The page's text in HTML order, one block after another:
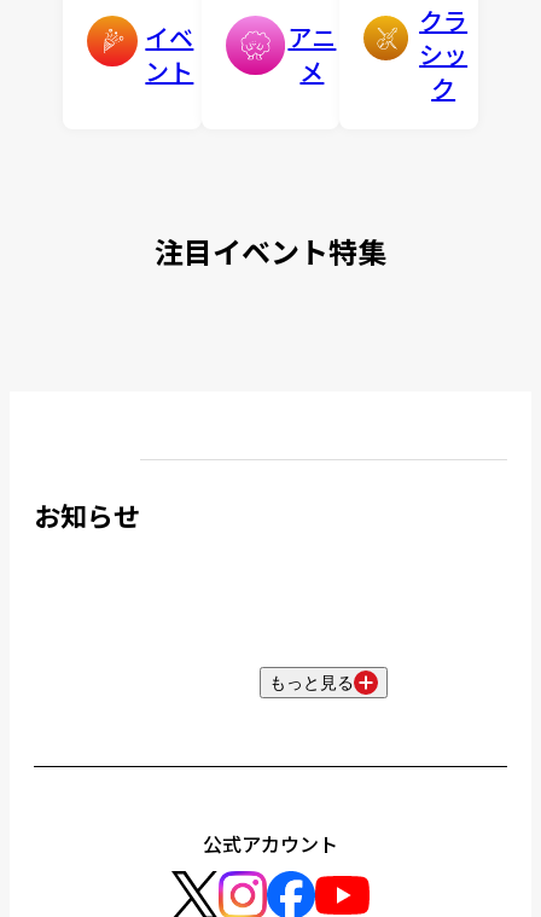
イベ
ント
アニ
メ
クラ
シッ
ク
注目イベント特集
お知らせ
もっと見る
公式アカウント